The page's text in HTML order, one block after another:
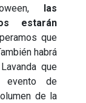
las
estarán
que
habrá
que
evento de
de la